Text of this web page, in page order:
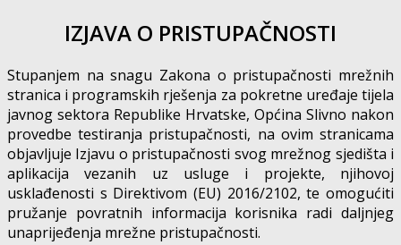
IZJAVA O PRISTUPAČNOSTI
Stupanjem na snagu Zakona o pristupačnosti mrežnih
stranica i programskih rješenja za pokretne uređaje tijela
javnog sektora Republike Hrvatske, Općina Slivno nakon
provedbe testiranja pristupačnosti, na ovim stranicama
objavljuje Izjavu o pristupačnosti svog mrežnog sjedišta i
aplikacija vezanih uz usluge i projekte, njihovoj
usklađenosti s Direktivom (EU) 2016/2102, te omogućiti
pružanje povratnih informacija korisnika radi daljnjeg
unaprijeđenja mrežne pristupačnosti.